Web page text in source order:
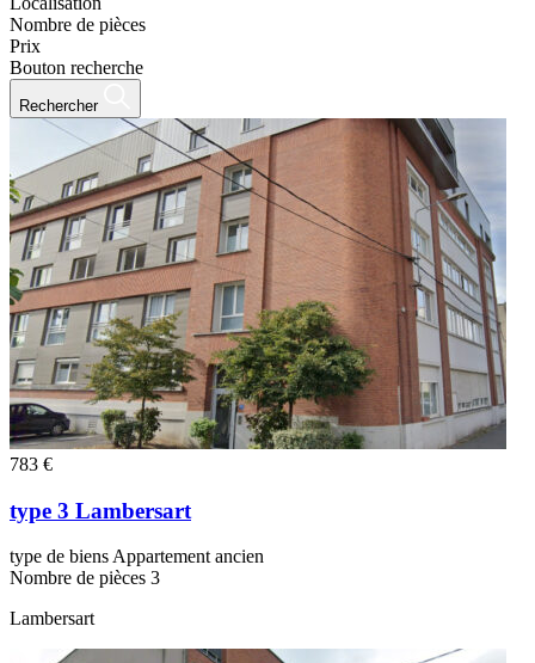
Nombre de pièces
Prix
Bouton recherche
Rechercher
783 €
type 3 Lambersart
type de biens Appartement ancien
Nombre de pièces 3
Lambersart